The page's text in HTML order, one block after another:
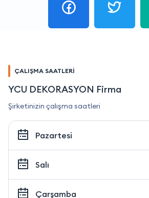
ÇALIŞMA SAATLERİ
YCU DEKORASYON Firma
Şirketinizin çalışma saatleri
Pazartesi
Salı
Çarşamba